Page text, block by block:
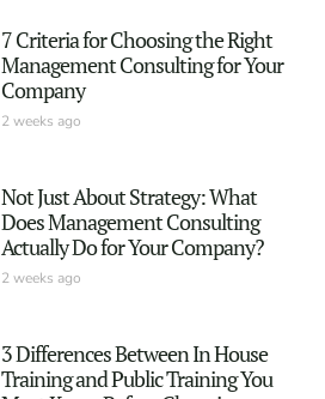
7 Criteria for Choosing the Right
Management Consulting for Your
Company
2 weeks ago
Not Just About Strategy: What
Does Management Consulting
Actually Do for Your Company?
2 weeks ago
3 Differences Between In House
Training and Public Training You